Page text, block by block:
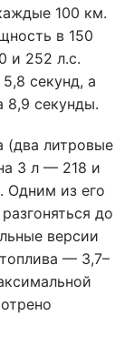
100 км.
в 150
и 252 л.с.
секунд, а
8,9 секунды.
(два литровые
3 л — 218 и
Одним из его
до
версии
— 3,7–